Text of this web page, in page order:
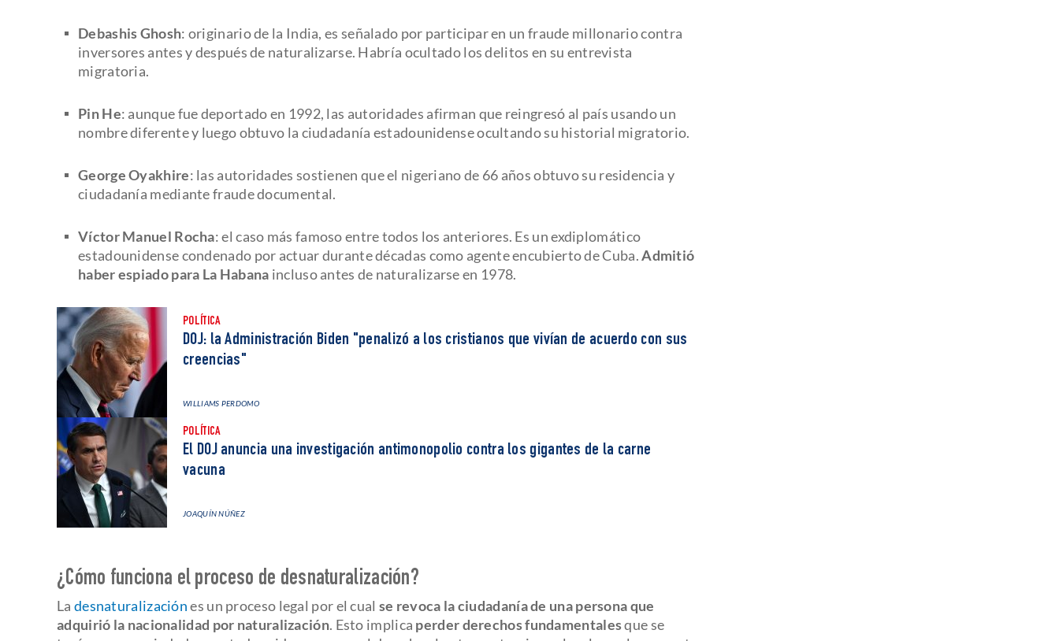
Debashis Ghosh: originario de la India, es señalado por participar en un fraude millonario contra
inversores antes y después de naturalizarse. Habría ocultado los delitos en su entrevista
migratoria.
Pin He: aunque fue deportado en 1992, las autoridades afirman que reingresó al país usando un
nombre diferente y luego obtuvo la ciudadanía estadounidense ocultando su historial migratorio.
George Oyakhire: las autoridades sostienen que el nigeriano de 66 años obtuvo su residencia y
ciudadanía mediante fraude documental.
Víctor Manuel Rocha: el caso más famoso entre todos los anteriores. Es un exdiplomático
estadounidense condenado por actuar durante décadas como agente encubierto de Cuba.Admitió
haber espiado para La Habana incluso antes de naturalizarse en 1978.
POLÍTICA
DOJ: la Administración Biden "penalizó a los cristianos que vivían de acuerdo con sus
creencias"
WILLIAMS PERDOMO
POLÍTICA
El DOJ anuncia una investigación antimonopolio contra los gigantes de la carne
vacuna
JOAQUÍN NÚÑEZ
¿Cómo funciona el proceso de desnaturalización?
La desnaturalizaciónes un proceso legal por el cual se revoca la ciudadanía de una persona que
adquirió la nacionalidad por naturalización. Esto implica perder derechos fundamentalesque se